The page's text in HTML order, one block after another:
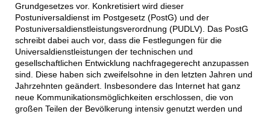
Grundgesetzes vor. Konkretisiert wird dieser
Postuniversaldienst im Postgesetz (PostG) und der
Postuniversaldienstleistungsverordnung (PUDLV). Das PostG
schreibt dabei auch vor, dass die Festlegungen für die
Universaldienstleistungen der technischen und
gesellschaftlichen Entwicklung nachfragegerecht anzupassen
sind. Diese haben sich zweifelsohne in den letzten Jahren und
Jahrzehnten geändert. Insbesondere das Internet hat ganz
neue Kommunikationsmöglichkeiten erschlossen, die von
großen Teilen der Bevölkerung intensiv genutzt werden und